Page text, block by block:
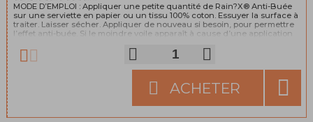
MODE D’EMPLOI : Appliquer une petite quantité de Rain?X® Anti-Buée
sur une serviette en papier ou un tissu 100% coton. Essuyer la surface à
traiter. Laisser sécher. Appliquer de nouveau si besoin, pour permettre
l’effet anti-buée. Si le moindre voile apparaît à cause d’une application
une serviette en papier jusqu’à transparence complète.
ACHETER